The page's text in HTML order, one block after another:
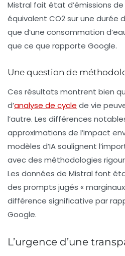
Mistral fait état d’émissions
équivalent CO2 sur une durée
que d’une consommation
que ce que rapporte Google.
Une question de
Ces résultats montrent bien
d’analyse de cycle de vie
l’autre. Les différences
approximations de l’impact
modèles d’IA soulignent
avec des méthodologies
Les données de Mistral font
des prompts jugés «
différence significative par
Google.
L’urgence d’une